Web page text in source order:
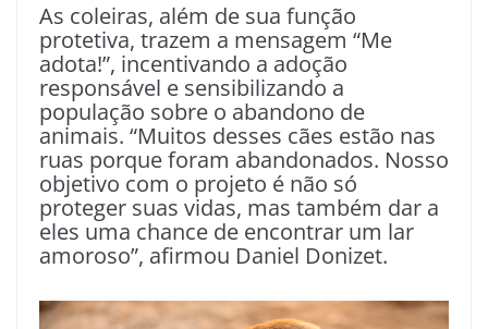
As coleiras, além de sua função
protetiva, trazem a mensagem “Me
adota!”, incentivando a adoção
responsável e sensibilizando a
população sobre o abandono de
animais. “Muitos desses cães estão nas
ruas porque foram abandonados. Nosso
objetivo com o projeto é não só
proteger suas vidas, mas também dar a
eles uma chance de encontrar um lar
amoroso”, afirmou Daniel Donizet.